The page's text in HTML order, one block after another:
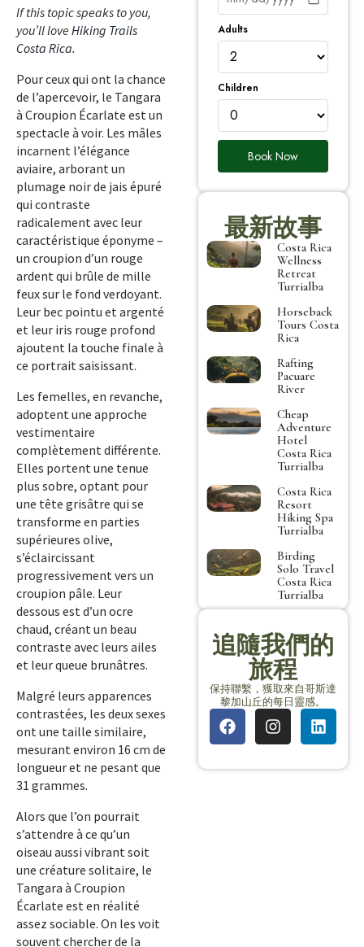
If this topic speaks to you,
you’ll love Hiking Trails
Costa Rica.
Pour ceux qui ont la chance
de l’apercevoir, le Tangara
à Croupion Écarlate est un
spectacle à voir. Les mâles
incarnent l’élégance
aviaire, arborant un
plumage noir de jais épuré
qui contraste
radicalement avec leur
caractéristique éponyme –
un croupion d’un rouge
ardent qui brûle de mille
feux sur le fond verdoyant.
Leur bec pointu et argenté
et leur iris rouge profond
ajoutent la touche finale à
ce portrait saisissant.
Les femelles, en revanche,
adoptent une approche
vestimentaire
complètement différente.
Elles portent une tenue
plus sobre, optant pour
une tête grisâtre qui se
transforme en parties
supérieures olive,
s’éclaircissant
progressivement vers un
croupion pâle. Leur
dessous est d’un ocre
chaud, créant un beau
contraste avec leurs ailes
et leur queue brunâtres.
Malgré leurs apparences
contrastées, les deux sexes
ont une taille similaire,
mesurant environ 16 cm de
longueur et ne pesant que
31 grammes.
Alors que l’on pourrait
s’attendre à ce qu’un
oiseau aussi vibrant soit
une créature solitaire, le
Tangara à Croupion
Écarlate est en réalité
assez sociable. On les voit
souvent chercher de la
Adults
Children
Book Now
最新故事
Costa Rica
Wellness
Retreat
Turrialba
Horseback
Tours Costa
Rica
Rafting
Pacuare
River
Cheap
Adventure
Hotel
Costa Rica
Turrialba
Costa Rica
Resort
Hiking Spa
Turrialba
Birding
Solo Travel
Costa Rica
Turrialba
追隨我們的
旅程
保持聯繫，獲取來自哥斯達
黎加山丘的每日靈感。